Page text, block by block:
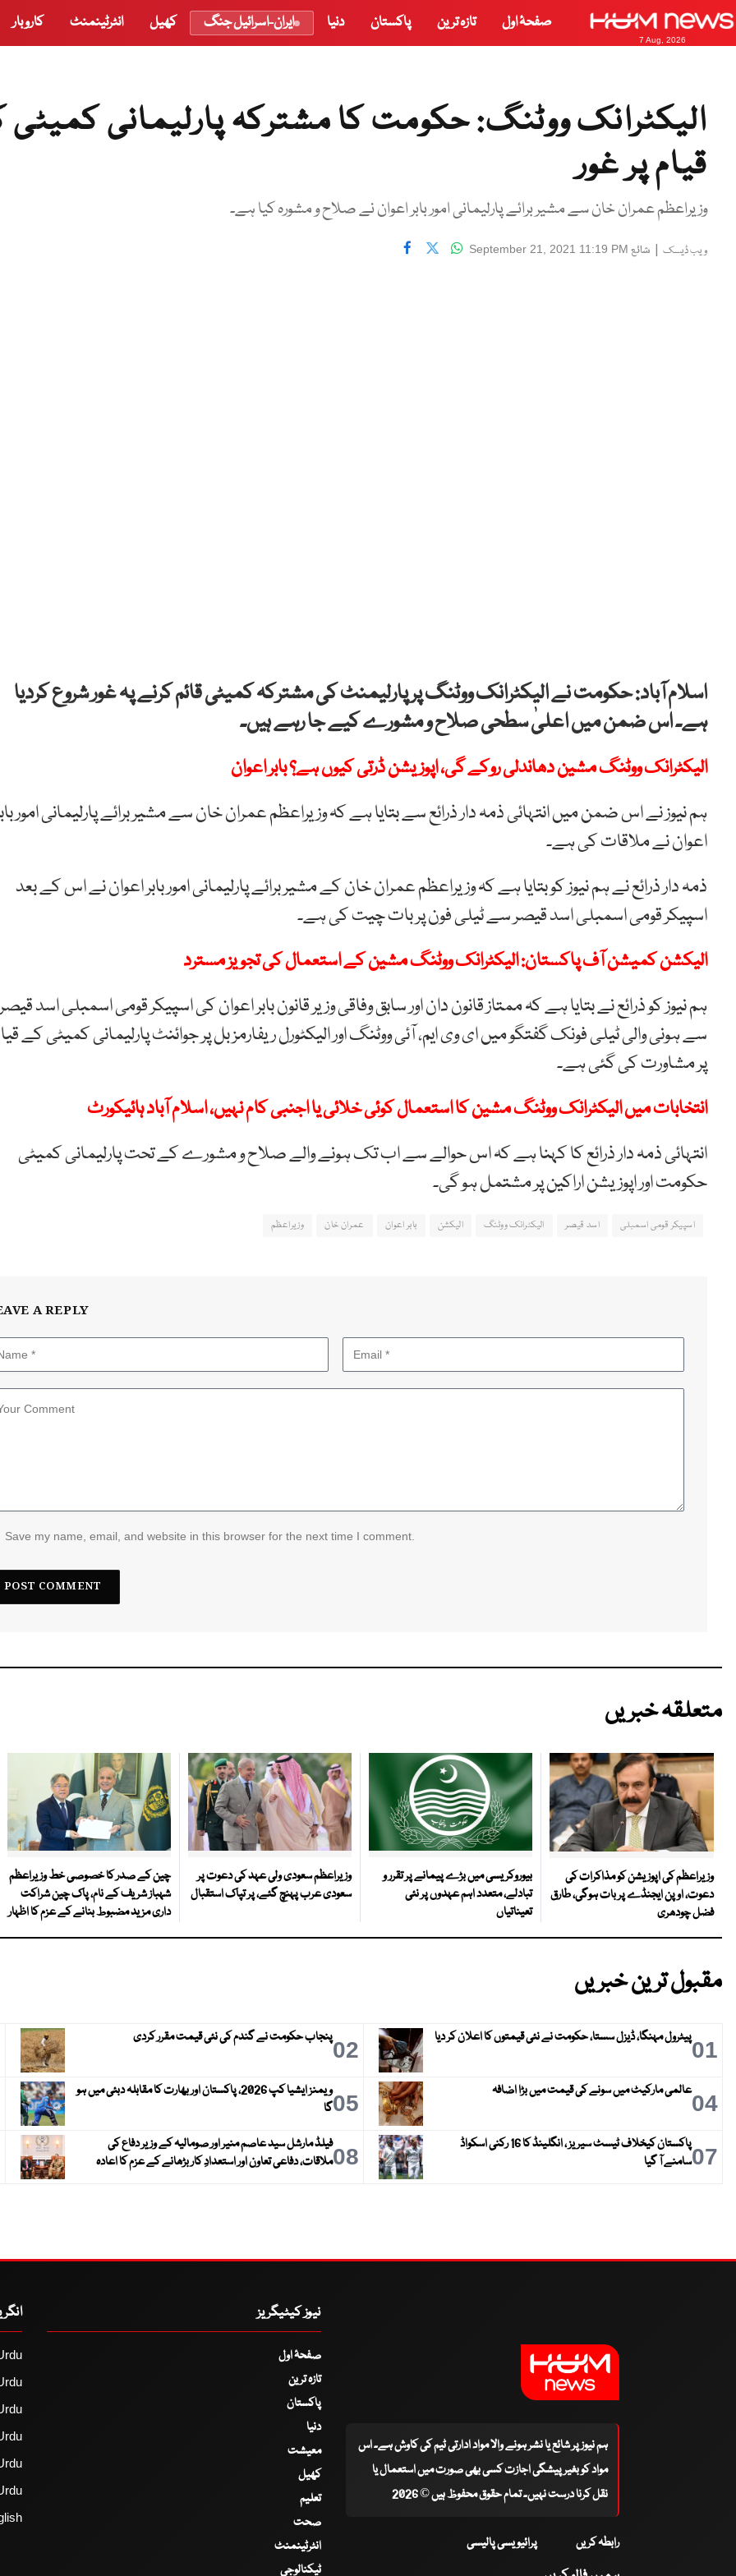
7 Aug, 2026
صفحۂ اول تازہ ترین پاکستان دنیا ایران-اسرائیل جنگ کھیل انٹرٹینمنٹ کاروبار
الیکٹرانک ووٹنگ: حکومت کا مشترکہ پارلیمانی
قیام پر غور
وزیراعظم عمران خان سے مشیر برائے پارلیمانی امور بابر اعوان نے صلاح و مشورہ کیا ہے۔
ویب ڈیسک | شائع September 21, 2021 11:19 PM
اسلام آباد: حکومت نے الیکٹرانک ووٹنگ پر پارلیمنٹ کی مشترکہ کمیٹی قائم کرنے پہ غور شروع کردیا
ہے۔ اس ضمن میں اعلیٰ سطحی صلاح و مشورے کیے جا رہے ہیں۔
الیکٹرانک ووٹنگ مشین دھاندلی روکے گی، اپوزیشن ڈرتی کیوں ہے؟ بابر اعوان
ہم نیوز نے اس ضمن میں انتہائی ذمہ دار ذرائع سے بتایا ہے کہ وزیراعظم عمران خان سے مشیر برائے پارلیمانی امور
اعوان نے ملاقات کی ہے۔
ذمہ دار ذرائع نے ہم نیوز کو بتایا ہے کہ وزیراعظم عمران خان کے مشیر برائے پارلیمانی امور بابر اعوان نے اس کے بعد
اسپیکر قومی اسمبلی اسد قیصر سے ٹیلی فون پر بات چیت کی ہے۔
الیکشن کمیشن آف پاکستان: الیکٹرانک ووٹنگ مشین کے استعمال کی تجویز مسترد
ہم نیوز کو ذرائع نے بتایا ہے کہ ممتاز قانون دان اور سابق وفاقی وزیر قانون بابر اعوان کی اسپیکر قومی اسمبلی اسد قیصر
سے ہونی والی ٹیلی فونک گفتگو میں ای وی ایم، آئی ووٹنگ اور الیکٹورل ریفارمز بل پر جوائنٹ پارلیمانی کمیٹی کے
پر مشاورت کی گئی ہے۔
انتخابات میں الیکٹرانک ووٹنگ مشین کا استعمال کوئی خلائی یا اجنبی کام نہیں، اسلام آباد ہائیکورٹ
انتہائی ذمہ دار ذرائع کا کہنا ہے کہ اس حوالے سے اب تک ہونے والے صلاح و مشورے کے تحت پارلیمانی کمیٹی
حکومت اور اپوزیشن اراکین پر مشتمل ہو گی۔
اسپیکر قومی اسمبلی اسد قیصر الیکٹرانک ووٹنگ الیکشن بابر اعوان عمران خان وزیراعظم
A REPLY
Save my name, email, and website in this browser for the next time I comment.
متعلقہ خبریں
وزیراعظم کی اپوزیشن کو مذاکرات کی
دعوت، اوپن ایجنڈے پر بات ہوگی، طارق
فضل چودھری
بیوروکریسی میں بڑے پیمانے پر تقرر و
تبادلے، متعدد اہم عہدوں پر نئی
تعیناتیاں
وزیراعظم سعودی ولی عہد کی دعوت پر
سعودی عرب پہنچ گئے، پر تپاک استقبال
چین کے صدر کا خصوصی خط وزیراعظم
شہباز شریف کے نام، پاک چین شراکت
داری مزید مضبوط بنانے کے عزم کا اظہار
مقبول ترین خبریں
01پیٹرول مہنگا، ڈیزل سستا، حکومت نے نئی قیمتوں کا اعلان کر دیا 02پنجاب حکومت نے گندم کی نئی قیمت مقرر کردی
04عالمی مارکیٹ میں سونے کی قیمت میں بڑا اضافہ 05
ویمنز ایشیا کپ 2026، پاکستان اور بھارت کا مقابلہ دبئی میں ہو
گا
07
پاکستان کیخلاف ٹیسٹ سیریز ، انگلینڈ کا 16 رکنی اسکواڈ
سامنے آ گیا
08فیلڈ مارشل سید عاصم منیر اور صومالیہ کے وزیر دفاع کی
ملاقات، دفاعی تعاون اور استعدادِ کار بڑھانے کے عزم کا اعادہ
ہم نیوز پر شائع یا نشر ہونے والا مواد ادارتی ٹیم کی کاوش ہے۔ اس
مواد کو بغیر پیشگی اجازت کسی بھی صورت میں استعمال یا
نقل کرنا درست نہیں۔ تمام حقوق محفوظ ہیں © 2026
رابطہ کریں پرائیویسی پالیسی
نیوز کیٹیگریز
صفحۂ اول
تازہ ترین
پاکستان
دنیا
معیشت
کھیل
تعلیم
صحت
انٹرٹینمنٹ
ٹیکنالوجی